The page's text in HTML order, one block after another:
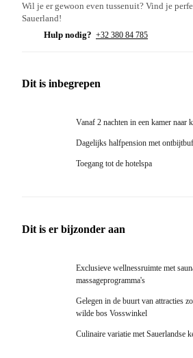
Wil je er gewoon even tussenuit? Vind je
Sauerland!
Hulp nodig? +32 380 84 785
Dit is inbegrepen
Vanaf 2 nachten in een kamer naar
Dagelijks halfpension met
Toegang tot de hotelspa
Dit is er bijzonder aan
Exclusieve wellnessruimte met
massageprogramma's
Gelegen in de buurt van attracties
wilde bos Vosswinkel
Culinaire variatie met Sauerlandse